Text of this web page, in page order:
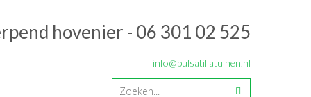
hovenier - 06 301 02 525
info@pulsatillatuinen.nl